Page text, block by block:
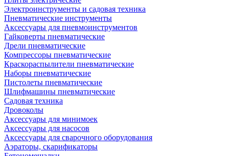
Электроинструменты и садовая техника
Пневматические инструменты
Аксессуары для пневмоинструментов
Гайковерты пневматические
Дрели пневматические
Компрессоры пневматические
Краскораспылители пневматические
Наборы пневматические
Пистолеты пневматические
Шлифмашины пневматические
Садовая техника
Дровоколы
Аксессуары для минимоек
Аксессуары для насосов
Аксессуары для сварочного оборудования
Аэраторы, скарификаторы